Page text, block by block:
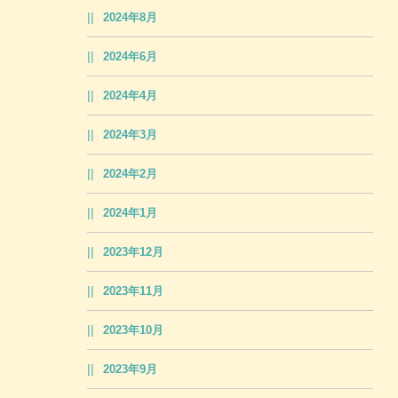
2024年8月
2024年6月
2024年4月
2024年3月
2024年2月
2024年1月
2023年12月
2023年11月
2023年10月
2023年9月